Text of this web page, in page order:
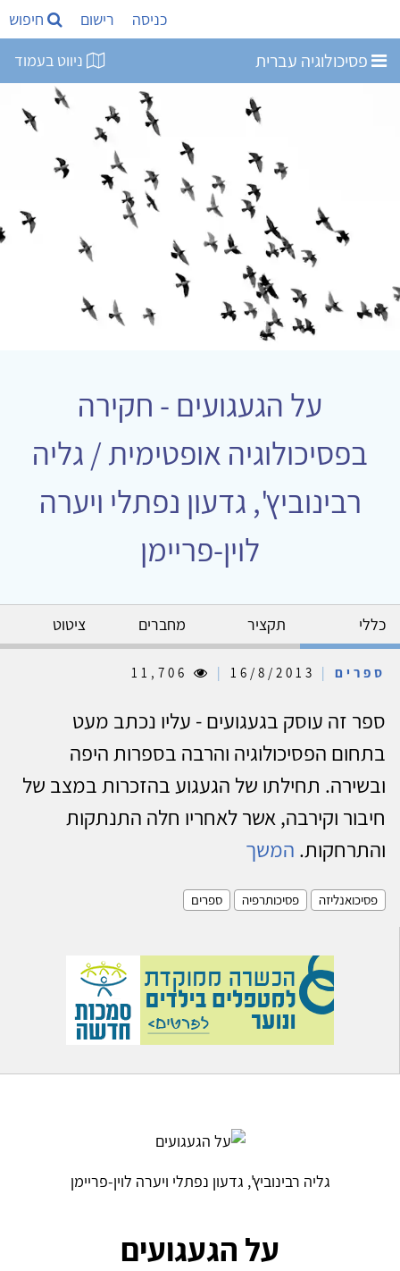
כניסה רישום חיפוש
פסיכולוגיה עברית ניווט בעמוד
על הגעגועים - חקירה
בפסיכולוגיה אופטימית / גליה
רבינוביץ', גדעון נפתלי ויערה
לוין-פריימן
כללי תקציר מחברים ציטוט
ספרים |
|
ספר זה עוסק בגעגועים - עליו נכתב מעט
בתחום הפסיכולוגיה והרבה בספרות היפה
ובשירה. תחילתו של הגעגוע בהזכרות במצב של
חיבור וקירבה, אשר לאחריו חלה התנתקות
והתרחקות. המשך
פסיכואנליזה פסיכותרפיה ספרים
גליה רבינוביץ', גדעון נפתלי ויערה לוין-פריימן
על הגעגועים